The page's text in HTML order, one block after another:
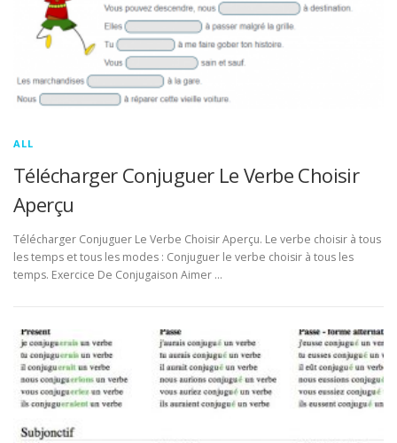
ALL
Télécharger Conjuguer Le Verbe Choisir
Aperçu
Télécharger Conjuguer Le Verbe Choisir Aperçu. Le verbe choisir à tous
les temps et tous les modes : Conjuguer le verbe choisir à tous les
temps. Exercice De Conjugaison Aimer …